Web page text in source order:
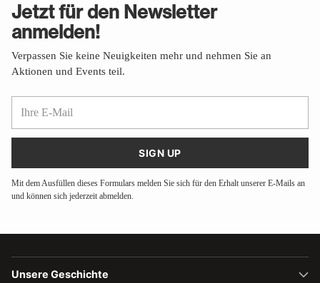
Jetzt für den Newsletter
anmelden!
Verpassen Sie keine Neuigkeiten mehr und nehmen Sie an
Aktionen und Events teil.
SIGN UP
Mit dem Ausfüllen dieses Formulars melden Sie sich für den Erhalt unserer E-Mails an
und können sich jederzeit abmelden.
Unsere Geschichte